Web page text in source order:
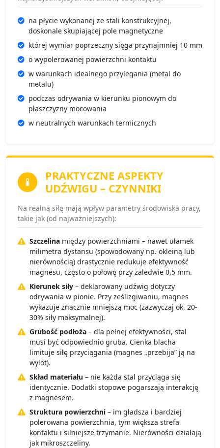
na płycie wykonanej ze stali konstrukcyjnej,
doskonale skupiającej pole magnetyczne
której wymiar poprzeczny sięga przynajmniej 10 mm
o wypolerowanej powierzchni kontaktu
w warunkach idealnego przylegania (metal do
metalu)
podczas odrywania w kierunku pionowym do
płaszczyzny mocowania
w neutralnych warunkach termicznych
PRAKTYCZNE ASPEKTY
UDŹWIGU – CZYNNIKI
Na realną siłę mają wpływ parametry środowiska pracy,
takie jak (od najważniejszych):
Szczelina między powierzchniami – nawet ułamek
milimetra dystansu (spowodowany np. okleiną lub
nierównością) drastycznie redukuje efektywność
magnesu, często o połowę przy zaledwie 0,5 mm.
Kierunek siły – deklarowany udźwig dotyczy
odrywania w pionie. Przy ześlizgiwaniu, magnes
wykazuje znacznie mniejszą moc (zazwyczaj ok. 20-
30% siły maksymalnej).
Grubość podłoża – dla pełnej efektywności, stal
musi być odpowiednio gruba. Cienka blacha
limituje siłę przyciągania (magnes „przebija” ją na
wylot).
Skład materiału – nie każda stal przyciąga się
identycznie. Dodatki stopowe pogarszają interakcję
z magnesem.
Struktura powierzchni – im gładsza i bardziej
polerowana powierzchnia, tym większa strefa
kontaktu i silniejsze trzymanie. Nierówności działają
jak mikroszczeliny.